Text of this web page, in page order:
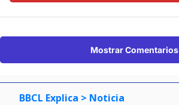
Mostrar Comentarios
BBCL Explica > Noticia